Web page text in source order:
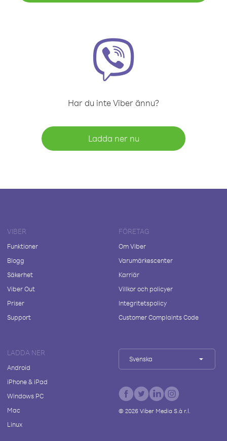
Har du inte Viber ännu?
Ladda ner nu
VIBER
Funktioner
Blogg
Säkerhet
Viber Out
Priser
Support
FÖRETAG
Om Viber
Varumärkescenter
Karriär
Villkor och policyer
Integritetspolicy
Customer Complaints Code
LADDA NER
Android
iPhone & iPad
Windows PC
Mac
Linux
Svenska
© 2026Viber Media S.à r.l.